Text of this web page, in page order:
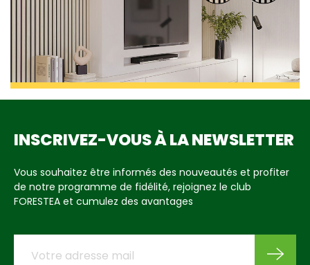
INSCRIVEZ-VOUS À LA NEWSLETTER
Vous souhaitez être informés des nouveautés et profiter
de notre programme de fidélité, rejoignez le club
FORESTEA et cumulez des avantages